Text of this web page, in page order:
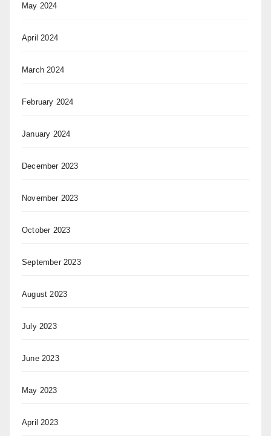
May 2024
April 2024
March 2024
February 2024
January 2024
December 2023
November 2023
October 2023
September 2023
August 2023
July 2023
June 2023
May 2023
April 2023